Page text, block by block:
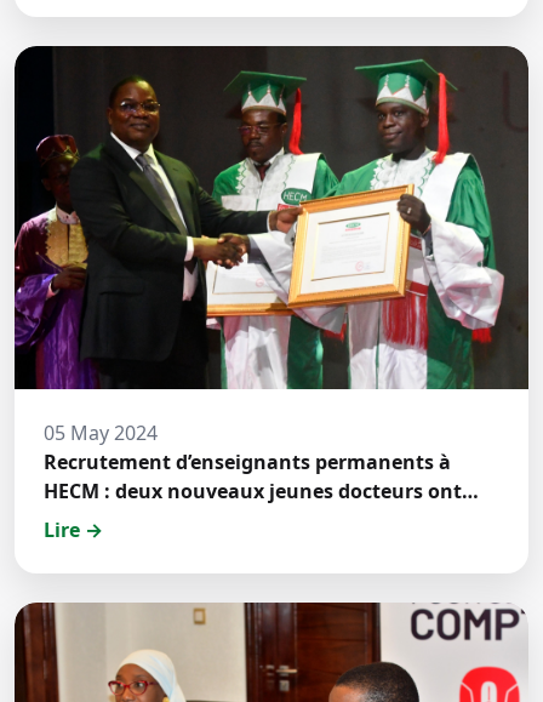
05 May 2024
Recrutement d’enseignants permanents à
HECM : deux nouveaux jeunes docteurs ont
prêté́ serment
Lire →